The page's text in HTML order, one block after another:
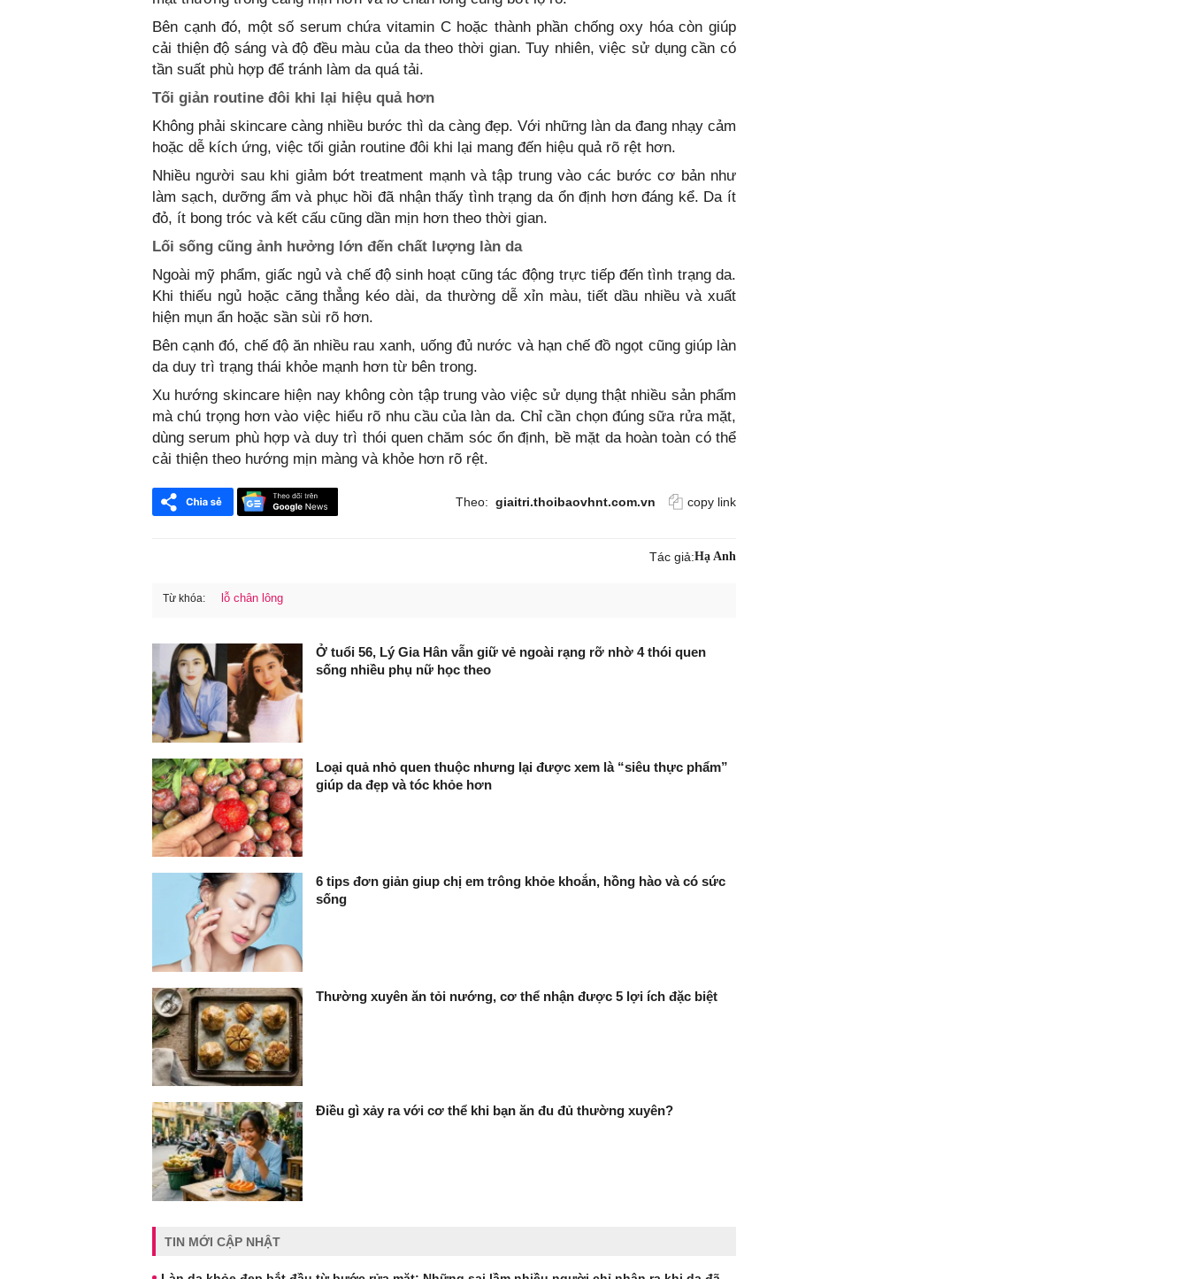
Bên cạnh đó, một số serum chứa vitamin C hoặc thành phần chống oxy hóa còn giúp
cải thiện độ sáng và độ đều màu của da theo thời gian. Tuy nhiên, việc sử dụng cần có
tần suất phù hợp để tránh làm da quá tải.
Tối giản routine đôi khi lại hiệu quả hơn
Không phải skincare càng nhiều bước thì da càng đẹp. Với những làn da đang nhạy cảm
hoặc dễ kích ứng, việc tối giản routine đôi khi lại mang đến hiệu quả rõ rệt hơn.
Nhiều người sau khi giảm bớt treatment mạnh và tập trung vào các bước cơ bản như
làm sạch, dưỡng ẩm và phục hồi đã nhận thấy tình trạng da ổn định hơn đáng kể. Da ít
đỏ, ít bong tróc và kết cấu cũng dần mịn hơn theo thời gian.
Lối sống cũng ảnh hưởng lớn đến chất lượng làn da
Ngoài mỹ phẩm, giấc ngủ và chế độ sinh hoạt cũng tác động trực tiếp đến tình trạng da.
Khi thiếu ngủ hoặc căng thẳng kéo dài, da thường dễ xỉn màu, tiết dầu nhiều và xuất
hiện mụn ẩn hoặc sần sùi rõ hơn.
Bên cạnh đó, chế độ ăn nhiều rau xanh, uống đủ nước và hạn chế đồ ngọt cũng giúp làn
da duy trì trạng thái khỏe mạnh hơn từ bên trong.
Xu hướng skincare hiện nay không còn tập trung vào việc sử dụng thật nhiều sản phẩm
mà chú trọng hơn vào việc hiểu rõ nhu cầu của làn da. Chỉ cần chọn đúng sữa rửa mặt,
dùng serum phù hợp và duy trì thói quen chăm sóc ổn định, bề mặt da hoàn toàn có thể
cải thiện theo hướng mịn màng và khỏe hơn rõ rệt.
Theo: giaitri.thoibaovhnt.com.vn copy link
Tác giả:Hạ Anh
Từ khóa: lỗ chân lông
Ở tuổi 56, Lý Gia Hân vẫn giữ vẻ ngoài rạng rỡ nhờ 4 thói quen
sống nhiều phụ nữ học theo
Loại quả nhỏ quen thuộc nhưng lại được xem là “siêu thực phẩm”
giúp da đẹp và tóc khỏe hơn
6 tips đơn giản giup chị em trông khỏe khoắn, hồng hào và có sức
sống
Thường xuyên ăn tỏi nướng, cơ thể nhận được 5 lợi ích đặc biệt
Điều gì xảy ra với cơ thể khi bạn ăn đu đủ thường xuyên?
TIN MỚI CẬP NHẬT